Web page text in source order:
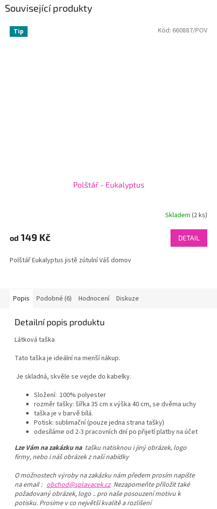
Související produkty
Tip
Polštář - Eukalyptus
Skladem (2 ks)
od 149 Kč DETAIL
Polštář Eukalyptus jistě zútulní Váš domov
Kód: 660887/POV
Popis Podobné (6) Hodnocení Diskuze
Detailní popis produktu
Látková taška
Tato taška je ideální na menší nákup.
Je skladná, skvěle se vejde do kabelky.
Složení: 100% polyester
rozměr tašky: šířka 35 cm x výška 40 cm, se dvěma uchy
taška je v barvě bílá.
Potisk: sublimační (pouze jedna strana tašky)
odesíláme od 2-3 pracovních dní po přijetí platby na účet
Lze Vám na zakázku na tašku natisknou i jiný obrázek, logo
firmy, nebo i náš obrázek z naší nabídky
O možnostech výroby na zakázku nám předem prosím napište
na email : obchod@splavacek.czNezapomeňte přiložit také
požadovaný obrázek, logo .. pro naše posouzení motivu k
potisku. Prosíme v co největší kvalitě a rozlišení